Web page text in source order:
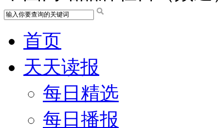
首页
天天读报
每日精选
每日播报